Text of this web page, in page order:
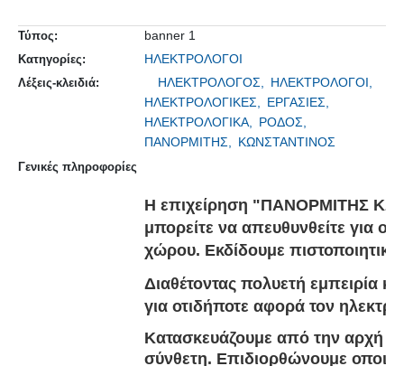
Τύπος: banner 1
Κατηγορίες: ΗΛΕΚΤΡΟΛΟΓΟΙ
Λέξεις-κλειδιά: ΗΛΕΚΤΡΟΛΟΓΟΣ,
ΗΛΕΚΤΡΟΛΟΓΟΙ,
ΗΛΕΚΤΡΟΛΟΓΙΚΕΣ,
ΕΡΓΑΣΙΕΣ,
ΗΛΕΚΤΡΟΛΟΓΙΚΑ,
ΡΟΔΟΣ,
ΠΑΝΟΡΜΙΤΗΣ,
ΚΩΝΣΤΑΝΤΙΝΟΣ
Γενικές πληροφορίες
Η επιχείρηση "ΠΑΝΟΡΜΙΤΗΣ
μπορείτε να απευθυνθείτε για
χώρου. Εκδίδουμε πιστοποιητικά
Διαθέτοντας πολυετή εμπειρία
για οτιδήποτε αφορά τον
Κατασκευάζουμε από την αρχή
σύνθετη. Επιδιορθώνουμε